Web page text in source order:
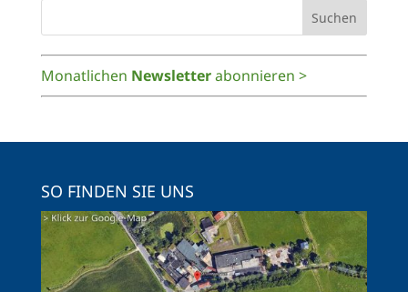
Monatlichen Newsletterabonnieren >
SO FINDEN SIE UNS